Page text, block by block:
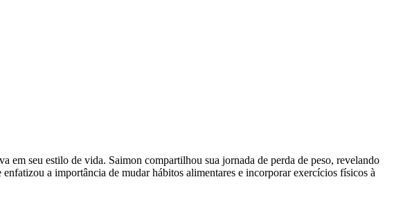
seu estilo de vida. Saimon compartilhou sua jornada de perda de peso, revelando
a importância de mudar hábitos alimentares e incorporar exercícios físicos à